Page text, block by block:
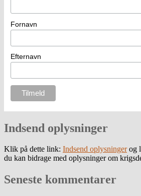
Fornavn
Efternavn
Indsend oplysninger
Klik på dette link: Indsend oplysningerog
du kan bidrage med oplysninger om
Seneste kommentarer